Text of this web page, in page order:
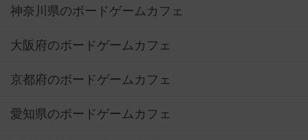
神奈川県のボードゲームカフェ
大阪府のボードゲームカフェ
京都府のボードゲームカフェ
愛知県のボードゲームカフェ